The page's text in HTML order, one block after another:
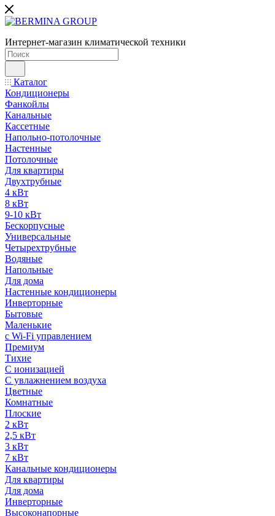
Интернет-магазин климатической техники
Каталог
Кондиционеры
Фанкойлы
Канальные
Кассетные
Напольно-потолочные
Настенные
Потолочные
Для квартиры
Двухтрубные
4 кВт
8 кВт
9-10 кВт
Бескорпусные
Универсальные
Четырехтрубные
Водяные
Напольные
Для дома
Настенные кондиционеры
Инверторные
Бытовые
Маленькие
с Wi-Fi управлением
Премиум
Тихие
С ионизацией
С увлажнением воздуха
Цветные
Комнатные
Плоские
2 кВт
2,5 кВт
3 кВт
7 кВт
Канальные кондиционеры
Для квартиры
Для дома
Инверторные
Высоконапорные